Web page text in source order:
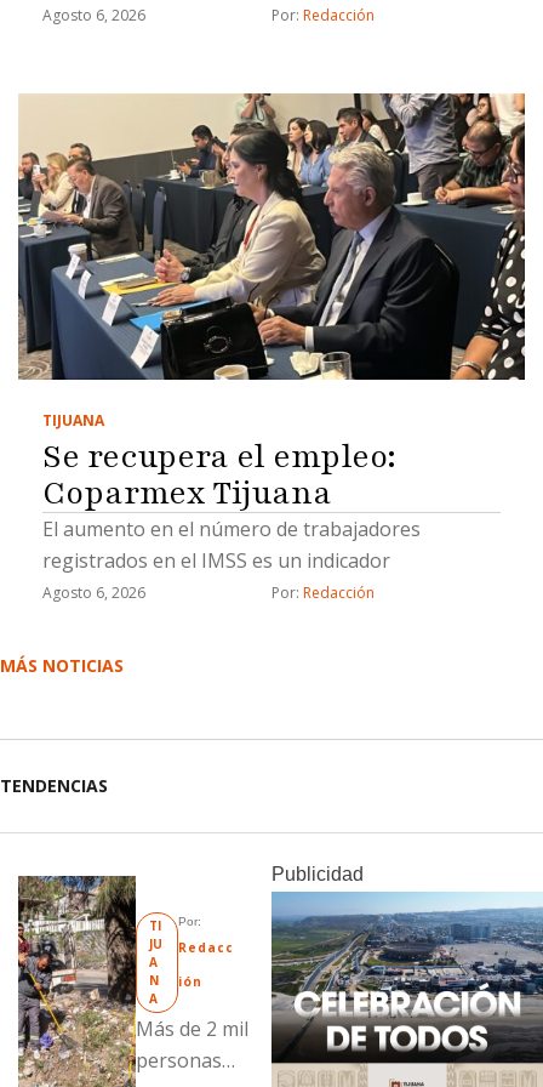
Agosto 6, 2026 Por: Redacción
TIJUANA
Se recupera el empleo:
Coparmex Tijuana
El aumento en el número de trabajadores
registrados en el IMSS es un indicador
Agosto 6, 2026 Por: Redacción
MÁS NOTICIAS
TENDENCIAS
TI
JU
A
N
A
Por:
Redacc
ión
Más de 2 mil
personas
Publicidad